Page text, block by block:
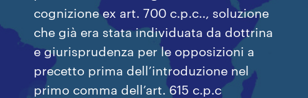
cognizione ex art. 700 c.p.c.., soluzione
che già era stata individuata da dottrina
e giurisprudenza per le opposizioni a
precetto prima dell’introduzione nel
primo comma dell’art. 615 c.p.c